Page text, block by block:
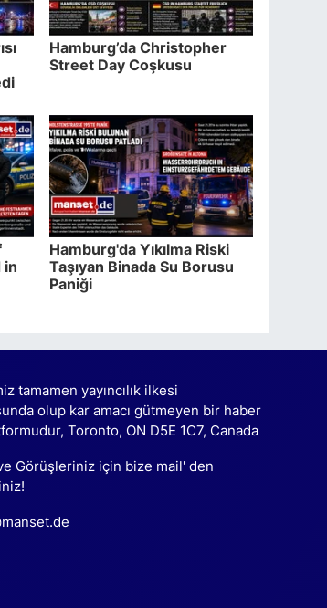
Hamburg’da Christopher
Street Day Coşkusu
in
Hamburg'da Yıkılma Riski
Taşıyan Binada Su Borusu
Paniği
tamamen yayıncılık ilkesi
olup kar amacı gütmeyen bir haber
Toronto, ON D5E 1C7, Canada
Görüşleriniz için bize mail' den